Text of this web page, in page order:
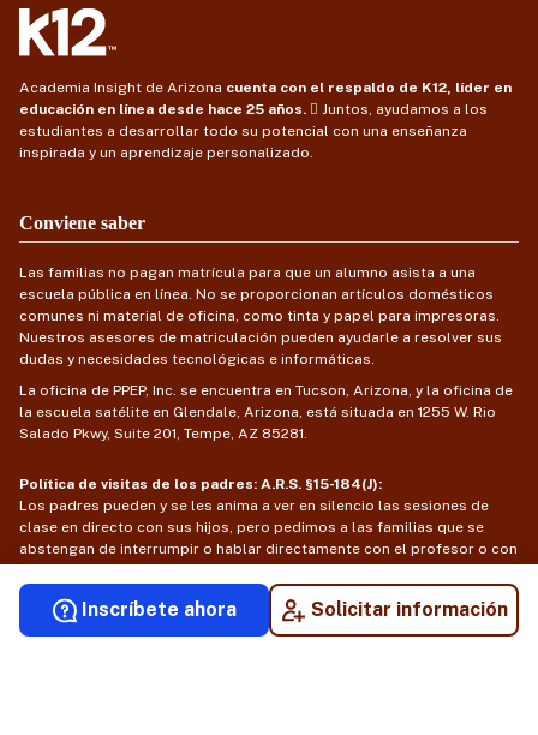
Academia Insight de Arizona cuenta con el respaldo de K12, líder en
educación en línea desde hace 25 años.
Juntos, ayudamos a los
estudiantes a desarrollar todo su potencial con una enseñanza
inspirada y un aprendizaje personalizado.
Conviene saber
Las familias no pagan matrícula para que un alumno asista a una
escuela pública en línea. No se proporcionan artículos domésticos
comunes ni material de oficina, como tinta y papel para impresoras.
Nuestros asesores de matriculación pueden ayudarle a resolver sus
dudas y necesidades tecnológicas e informáticas.
La oficina de PPEP, Inc. se encuentra en Tucson, Arizona, y la oficina de
la escuela satélite en Glendale, Arizona, está situada en 1255 W. Rio
Salado Pkwy, Suite 201, Tempe, AZ 85281.
Política de visitas de los padres: A.R.S. §15-184(J):
Los padres pueden y se les anima a ver en silencio las sesiones de
clase en directo con sus hijos, pero pedimos a las familias que se
abstengan de interrumpir o hablar directamente con el profesor o con
Inscríbete ahora Solicitar información